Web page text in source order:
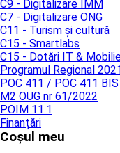
C9 - Digitalizare IMM
C7 - Digitalizare ONG
C11 - Turism și cultură
C15 - Smartlabs
C15 - Dotări IT &
Programul Regional
POC 411 / POC 411 BIS
M2 OUG nr 61/2022
POIM 11.1
Finanțări
Coșul meu